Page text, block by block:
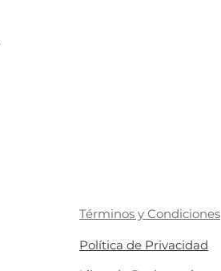
Términos y Condiciones
Política de Privacidad